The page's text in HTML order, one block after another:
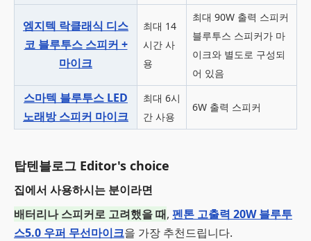
엠지텍 락클래식 디스
코 블루투스 스피커 +
마이크
최대 14
시간 사
용
최대 90W 출력 스피커
블루투스 스피커가 마
이크와 별도로 구성되
어 있음
스마텍 블루투스 LED
노래방 스피커 마이크
최대 6시
간 사용
6W 출력 스피커
탑텐블로그 Editor's choice
집에서 사용하시는 분이라면
배터리나 스피커로 고려했을 때, 펜톤 고출력 20W 블루투
스5.0 우퍼 무선마이크을 가장 추천드립니다.